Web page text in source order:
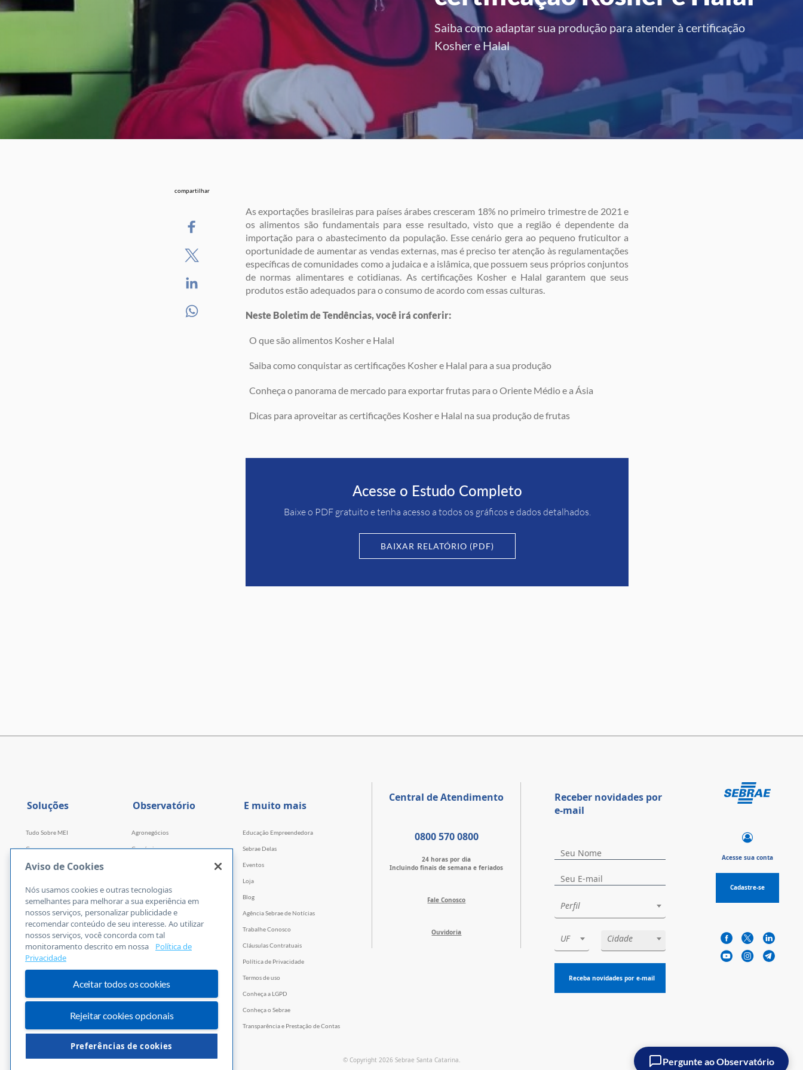
Saiba como adaptar sua produção para atender à certificação
Kosher e Halal
compartilhar
As exportações brasileiras para países árabes cresceram 18% no primeiro trimestre de 2021 e
os alimentos são fundamentais para esse resultado, visto que a região é dependente da
importação para o abastecimento da população. Esse cenário gera ao pequeno fruticultor a
oportunidade de aumentar as vendas externas, mas é preciso ter atenção às regulamentações
específicas de comunidades como a judaica e a islâmica, que possuem seus próprios conjuntos
de normas alimentares e cotidianas. As certificações Kosher e Halal garantem que seus
produtos estão adequados para o consumo de acordo com essas culturas.
Neste Boletim de Tendências, você irá conferir:
O que são alimentos Kosher e Halal
Saiba como conquistar as certificações Kosher e Halal para a sua produção
Conheça o panorama de mercado para exportar frutas para o Oriente Médio e a Ásia
Dicas para aproveitar as certificações Kosher e Halal na sua produção de frutas
Acesse o Estudo Completo
Baixe o PDF gratuito e tenha acesso a todos os gráficos e dados detalhados.
BAIXAR RELATÓRIO (PDF)
Pergunte ao Observatório
Soluções
Tudo Sobre MEI
Cursos
Cursos por WhatsApp
Faculdade Sebrae
Webinars
Empretec
PGA
Ferramentas
Observatório
Agronegócios
Comércio
Tecnologia e Startups
E muito mais
Educação Empreendedora
Sebrae Delas
Eventos
Loja
Blog
Agência Sebrae de Notícias
Trabalhe Conosco
Cláusulas Contratuais
Política de Privacidade
Termos de uso
Conheça a LGPD
Conheça o Sebrae
Transparência e Prestação de Contas
Central de Atendimento
0800 570 0800
24 horas por dia
Incluindo finais de semana e feriados
Fale Conosco
Ouvidoria
Receber novidades por
e-mail
Perfil
UF Cidade
Receba novidades por e-mail
Acesse sua conta
Cadastre-se
© Copyright 2026 Sebrae Santa Catarina.
Aviso de Cookies
Nós usamos cookies e outras tecnologias
semelhantes para melhorar a sua experiência em
nossos serviços, personalizar publicidade e
recomendar conteúdo de seu interesse. Ao utilizar
nossos serviços, você concorda com tal
monitoramento descrito em nossa
Política de
Privacidade
Aceitar todos os cookies
Rejeitar cookies opcionais
Preferências de cookies